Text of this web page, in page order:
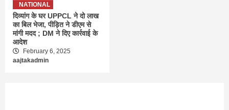
NATIONAL
दिव्यांग के घर UPPCL ने दो लाख
का बिल भेजा, पीड़ित ने डीएम से
मांगी मदद ; DM ने दिए कार्रवाई के
आदेश
February 6, 2025
aajtakadmin